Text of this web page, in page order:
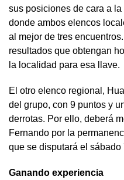
sus posiciones de cara a
donde ambos elencos
al mejor de tres
resultados que obtengan
la localidad para esa llave.
El otro elenco regional,
del grupo, con 9 puntos y
derrotas. Por ello, deberá
Fernando por la
que se disputará el sábado
Ganando experiencia